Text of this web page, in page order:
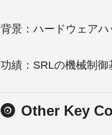
背景：ハードウェアハ
功績：SRLの機械制御
Other Key